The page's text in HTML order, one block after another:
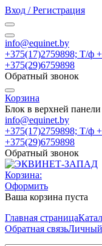
Вход / Регистрация
info@equinet.by
+375(17)2759898; Т/ф
+375(29)6759898
Обратный звонок
Корзина
Блок в верхней панели
info@equinet.by
+375(17)2759898; Т/ф
+375(29)6759898
Обратный звонок
Корзина:
Оформить
Ваша корзина пуста
Главная страница
Обратная связьЛичный